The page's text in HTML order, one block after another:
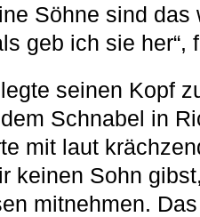
Söhne sind
geb ich sie her“,
seinen Kopf
Schnabel in
mit laut
keinen Sohn
mitnehmen.